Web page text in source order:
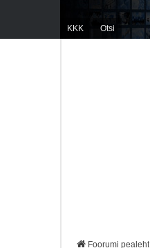
KKK Otsi
Foorumi pealeht